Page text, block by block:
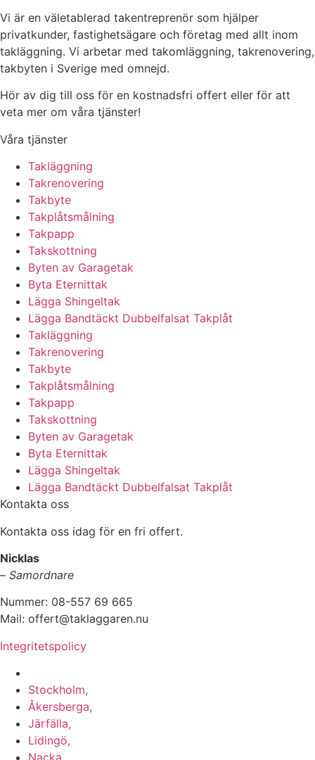
Vi är en väletablerad takentreprenör som hjälper
privatkunder, fastighetsägare och företag med allt inom
takläggning. Vi arbetar med takomläggning, takrenovering,
takbyten i Sverige med omnejd.
Hör av dig till oss för en kostnadsfri offert eller för att
veta mer om våra tjänster!
Våra tjänster
Takläggning
Takrenovering
Takbyte
Takplåtsmålning
Takpapp
Takskottning
Byten av Garagetak
Byta Eternittak
Lägga Shingeltak
Lägga Bandtäckt Dubbelfalsat Takplåt
Takläggning
Takrenovering
Takbyte
Takplåtsmålning
Takpapp
Takskottning
Byten av Garagetak
Byta Eternittak
Lägga Shingeltak
Lägga Bandtäckt Dubbelfalsat Takplåt
Kontakta oss
Kontakta oss idag för en fri offert.
Nicklas
– Samordnare
Nummer: 08-557 69 665
Mail: offert@taklaggaren.nu
Integritetspolicy
Stockholm,
Åkersberga,
Järfälla,
Lidingö,